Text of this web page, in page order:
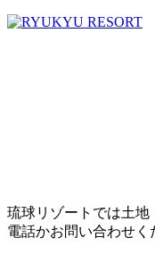
琉球リゾートでは土地
電話かお問い合わせく